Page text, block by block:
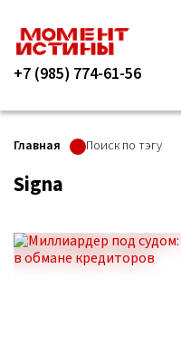
+7 (985) 774-61-56
Главная Поиск по тэгу
Signa